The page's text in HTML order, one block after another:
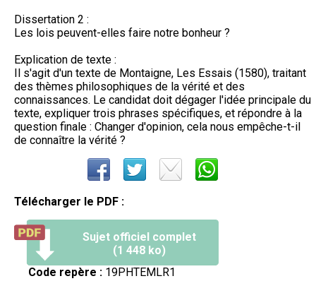
Dissertation 2 :
Les lois peuvent-elles faire notre bonheur ?
Explication de texte :
Il s'agit d'un texte de Montaigne, Les Essais (1580), traitant
des thèmes philosophiques de la vérité et des
connaissances. Le candidat doit dégager l'idée principale du
texte, expliquer trois phrases spécifiques, et répondre à la
question finale : Changer d'opinion, cela nous empêche-t-il
de connaître la vérité ?
Télécharger le PDF :
Sujet officiel complet
(1 448 ko)
Code repère : 19PHTEMLR1